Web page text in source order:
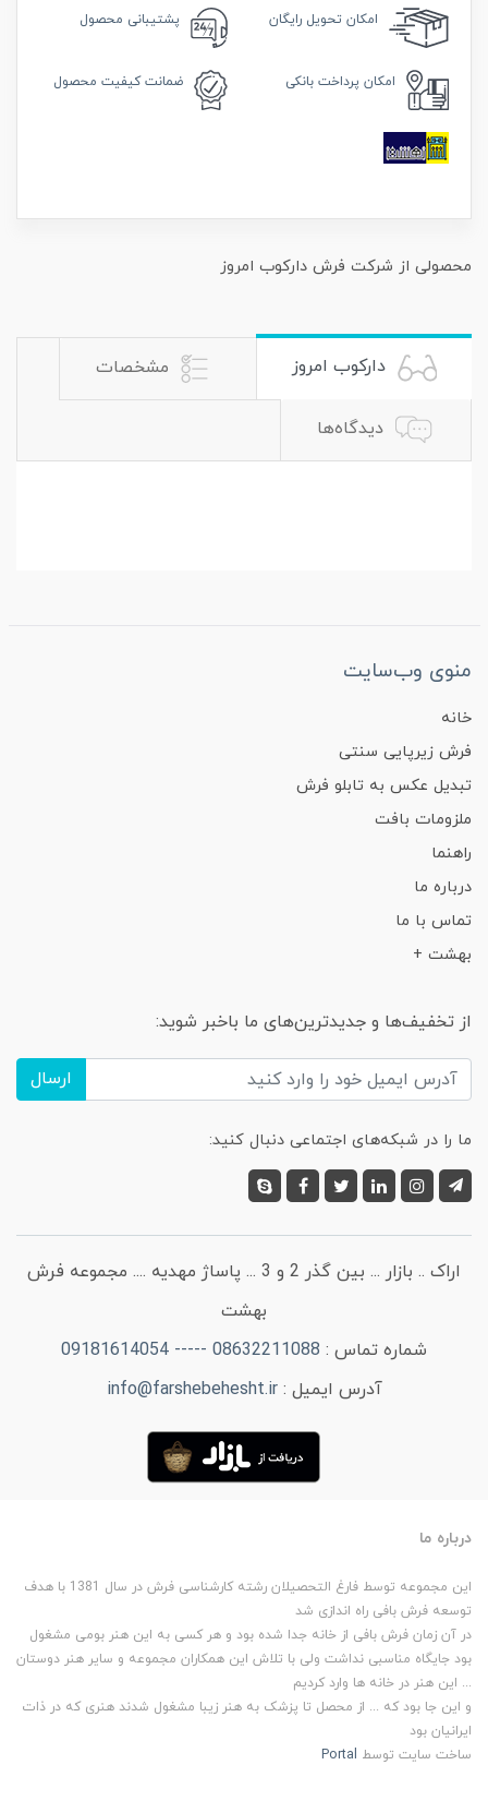
امکان تحویل رایگان پشتیبانی محصول
امکان پرداخت بانکی ضمانت کیفیت محصول
محصولی از شرکت فرش دارکوب امروز
دارکوب امروز مشخصات
دیدگاه‌ها
منوی وب‌سایت
خانه
فرش زیرپایی سنتی
تبدیل عکس به تابلو فرش
ملزومات بافت
راهنما
درباره ما
تماس با ما
بهشت +
از تخفیف‌ها و جدیدترین‌های ما باخبر شوید:
ارسال
ما را در شبکه‌های اجتماعی دنبال کنید:
اراک .. بازار ... بین گذر 2 و 3 ... پاساژ مهدیه .... مجموعه فرش
بهشت
شماره تماس : 08632211088 ----- 09181614054
آدرس ایمیل :info@farshebehesht.ir
درباره ما
این مجموعه توسط فارغ التحصیلان رشته کارشناسی فرش در سال 1381 با هدف
توسعه فرش بافی راه اندازی شد
در آن زمان فرش بافی از خانه جدا شده بود و هر کسی به این هنر بومی مشغول
بود جایگاه مناسبی نداشت ولی با تلاش این همکاران مجموعه و سایر هنر دوستان
... این هنر در خانه ها وارد کردیم
و این جا بود که ... از محصل تا پزشک به هنر زیبا مشغول شدند هنری که در ذات
ایرانیان بود
ساخت سایت توسط Portal